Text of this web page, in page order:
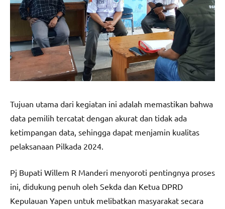
Tujuan utama dari kegiatan ini adalah memastikan bahwa
data pemilih tercatat dengan akurat dan tidak ada
ketimpangan data, sehingga dapat menjamin kualitas
pelaksanaan Pilkada 2024.
Pj Bupati Willem R Manderi menyoroti pentingnya proses
ini, didukung penuh oleh Sekda dan Ketua DPRD
Kepulauan Yapen untuk melibatkan masyarakat secara